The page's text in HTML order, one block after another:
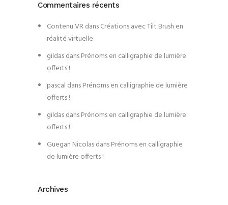
Commentaires récents
Contenu VRdansCréations avec Tilt Brush en
réalité virtuelle
gildasdansPrénoms en calligraphie de lumière
offerts !
pascal dansPrénoms en calligraphie de lumière
offerts !
gildasdansPrénoms en calligraphie de lumière
offerts !
Guegan NicolasdansPrénoms en calligraphie
de lumière offerts !
Archives